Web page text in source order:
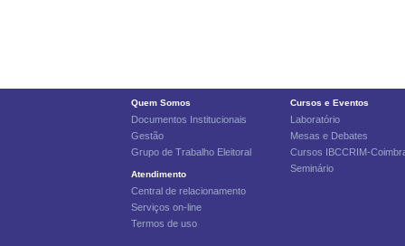
Quem Somos
Documentos Institucionais
Gestão
Grupo de Trabalho Eleitoral
Atendimento
Central de relacionamento
Serviços on-line
Termos de uso
Cursos e Eventos
Laboratório
Mesas e Debates
Cursos IBCCRIM-
Seminário